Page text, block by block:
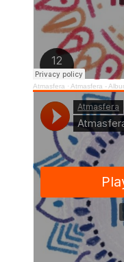
Atmasfera · Atmasfera -